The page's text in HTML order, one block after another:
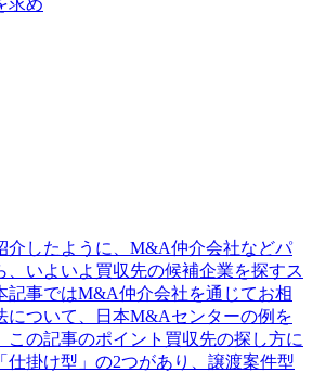
介したように、M&A仲介会社などパ
、いよいよ買収先の候補企業を探すス
記事ではM&A仲介会社を通じてお相
について、日本M&Aセンターの例を
この記事のポイント買収先の探し方に
仕掛け型」の2つがあり、譲渡案件型